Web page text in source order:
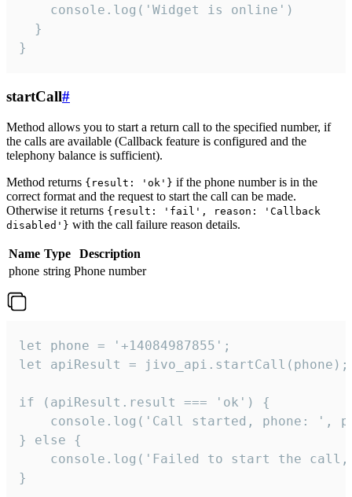
    console.log('Widget is online')
  }
}
startCall#
Method allows you to start a return call to the specified number, if
the calls are available (Callback feature is configured and the
telephony balance is sufficient).
Method returns {result: 'ok'} if the phone number is in the
correct format and the request to start the call can be made.
Otherwise it returns {result: 'fail', reason: 'Callback
disabled'} with the call failure reason details.
Name Type
Description
phone string Phone number
let phone = '+14084987855';
let apiResult = jivo_api.startCall(phone);
if (apiResult.result === 'ok') {
console.log('Call started, phone: ',
} else {
console.log('Failed to start the
}